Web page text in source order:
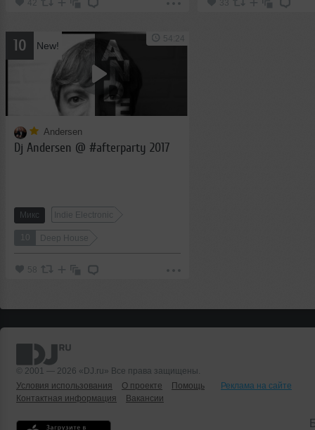
42 33
10 New!
Andersen
Dj Andersen @ #afterparty 2017
Микс Indie Electronic
10 Deep House
58
54:24
© 2001 — 2026 «DJ.ru» Все права защищены.
Условия использования
О проекте Помощь
Реклама на сайте
Контактная информация
Вакансии